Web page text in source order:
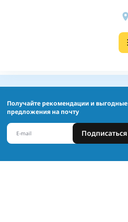
Получайте рекомендации и выгодные
предложения на почту
Подписаться